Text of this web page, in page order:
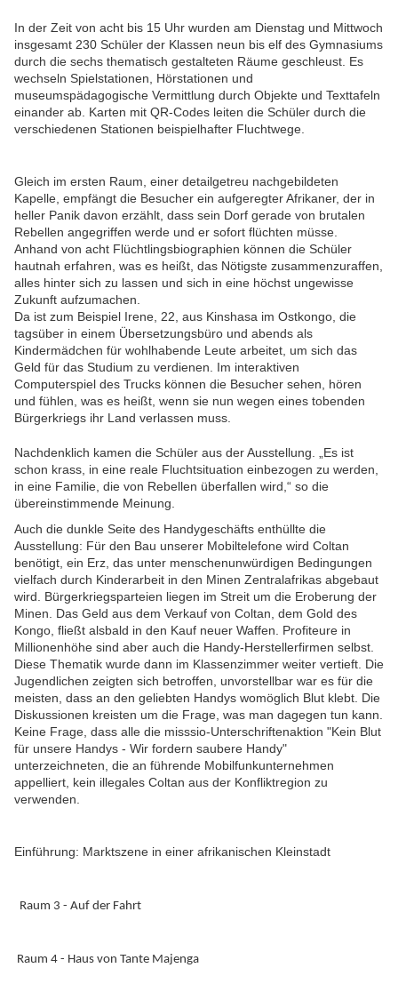
In der Zeit von acht bis 15 Uhr wurden am Dienstag und Mittwoch
insgesamt 230 Schüler der Klassen neun bis elf des Gymnasiums
durch die sechs thematisch gestalteten Räume geschleust. Es
wechseln Spielstationen, Hörstationen und
museumspädagogische Vermittlung durch Objekte und Texttafeln
einander ab. Karten mit QR-Codes leiten die Schüler durch die
verschiedenen Stationen beispielhafter Fluchtwege.
Gleich im ersten Raum, einer detailgetreu nachgebildeten
Kapelle, empfängt die Besucher ein aufgeregter Afrikaner, der in
heller Panik davon erzählt, dass sein Dorf gerade von brutalen
Rebellen angegriffen werde und er sofort flüchten müsse.
Anhand von acht Flüchtlingsbiographien können die Schüler
hautnah erfahren, was es heißt, das Nötigste zusammenzuraffen,
alles hinter sich zu lassen und sich in eine höchst ungewisse
Zukunft aufzumachen.
Da ist zum Beispiel Irene, 22, aus Kinshasa im Ostkongo, die
tagsüber in einem Übersetzungsbüro und abends als
Kindermädchen für wohlhabende Leute arbeitet, um sich das
Geld für das Studium zu verdienen. Im interaktiven
Computerspiel des Trucks können die Besucher sehen, hören
und fühlen, was es heißt, wenn sie nun wegen eines tobenden
Bürgerkriegs ihr Land verlassen muss.
Nachdenklich kamen die Schüler aus der Ausstellung. „Es ist
schon krass, in eine reale Fluchtsituation einbezogen zu werden,
in eine Familie, die von Rebellen überfallen wird,“ so die
übereinstimmende Meinung.
Auch die dunkle Seite des Handygeschäfts enthüllte die
Ausstellung: Für den Bau unserer Mobiltelefone wird Coltan
benötigt, ein Erz, das unter menschenunwürdigen Bedingungen
vielfach durch Kinderarbeit in den Minen Zentralafrikas abgebaut
wird. Bürgerkriegsparteien liegen im Streit um die Eroberung der
Minen. Das Geld aus dem Verkauf von Coltan, dem Gold des
Kongo, fließt alsbald in den Kauf neuer Waffen. Profiteure in
Millionenhöhe sind aber auch die Handy-Herstellerfirmen selbst.
Diese Thematik wurde dann im Klassenzimmer weiter vertieft. Die
Jugendlichen zeigten sich betroffen, unvorstellbar war es für die
meisten, dass an den geliebten Handys womöglich Blut klebt. Die
Diskussionen kreisten um die Frage, was man dagegen tun kann.
Keine Frage, dass alle die misssio-Unterschriftenaktion "Kein Blut
für unsere Handys - Wir fordern saubere Handy"
unterzeichneten, die an führende Mobilfunkunternehmen
appelliert, kein illegales Coltan aus der Konfliktregion zu
verwenden.
Einführung: Marktszene in einer afrikanischen Kleinstadt
Raum 3 - Auf der Fahrt
Raum 4 - Haus von Tante Majenga